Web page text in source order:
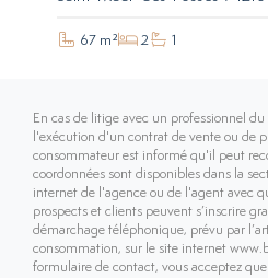
67 m² 2 1
En cas de litige avec un professionnel
l'exécution d'un contrat de vente ou de
consommateur est informé qu'il peut
coordonnées sont disponibles dans la
internet de l'agence ou de l'agent avec
prospects et clients peuvent s’inscrire
démarchage téléphonique, prévu par
consommation, sur le site internet
formulaire de contact, vous acceptez